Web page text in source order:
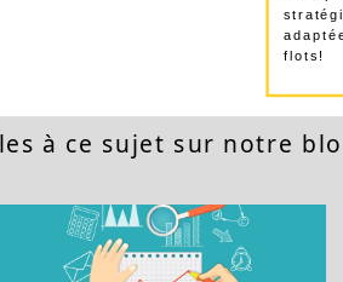
de
à ce sujet sur notre